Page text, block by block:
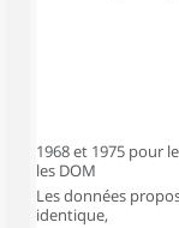
1968 et 1975 pour
les DOM
Les données
identique,